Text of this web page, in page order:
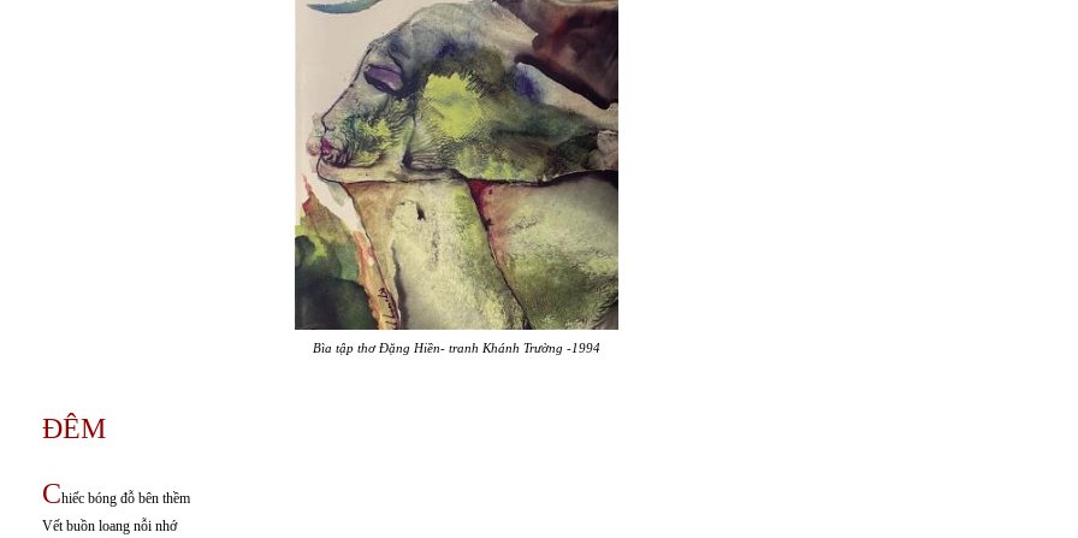
Bìa tập thơ Đặng Hiền- tranh Khánh Trường -1994
ĐÊM
Chiếc bóng đỗ bên thềm
Vết buồn loang nỗi nhớ